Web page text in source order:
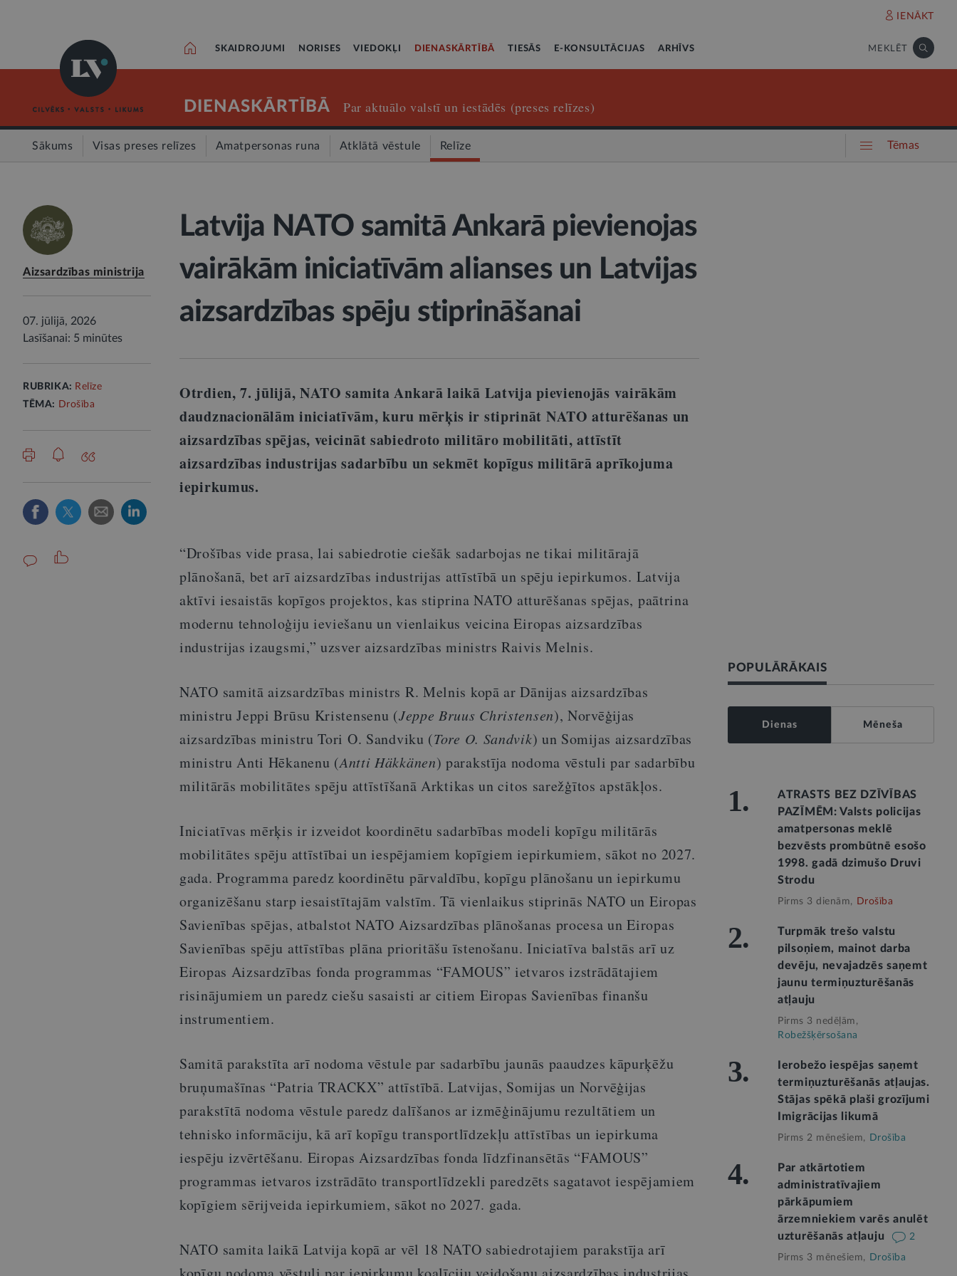
IENĀKT
SKAIDROJUMI NORISES VIEDOKĻI DIENASKĀRTĪBĀ TIESĀS E-KONSULTĀCIJAS ARHĪVS MEKLĒT
DIENASKĀRTĪBĀ Par aktuālo valstī un iestādēs (preses relīzes)
Sākums Visas preses relīzes Amatpersonas runa Atklātā vēstule Relīze Tēmas
Aizsardzības ministrija
07. jūlijā, 2026
Lasīšanai: 5 minūtes
RUBRIKA: Relīze
TĒMA: Drošība
Latvija NATO samitā Ankarā pievienojas
vairākām iniciatīvām alianses un Latvijas
aizsardzības spēju stiprināšanai
Otrdien, 7. jūlijā, NATO samita Ankarā laikā Latvija pievienojās vairākām
daudznacionālām iniciatīvām, kuru mērķis ir stiprināt NATO atturēšanas un
aizsardzības spējas, veicināt sabiedroto militāro mobilitāti, attīstīt
aizsardzības industrijas sadarbību un sekmēt kopīgus militārā aprīkojuma
iepirkumus.
“Drošības vide prasa, lai sabiedrotie ciešāk sadarbojas ne tikai militārajā
plānošanā, bet arī aizsardzības industrijas attīstībā un spēju iepirkumos. Latvija
aktīvi iesaistās kopīgos projektos, kas stiprina NATO atturēšanas spējas, paātrina
modernu tehnoloģiju ieviešanu un vienlaikus veicina Eiropas aizsardzības
industrijas izaugsmi,” uzsver aizsardzības ministrs Raivis Melnis.
NATO samitā aizsardzības ministrs R. Melnis kopā ar Dānijas aizsardzības
ministru Jeppi Brūsu Kristensenu (Jeppe Bruus Christensen), Norvēģijas
aizsardzības ministru Tori O. Sandviku (Tore O. Sandvik) un Somijas aizsardzības
ministru Anti Hēkanenu (Antti Häkkänen) parakstīja nodoma vēstuli par sadarbību
militārās mobilitātes spēju attīstīšanā Arktikas un citos sarežģītos apstākļos.
Iniciatīvas mērķis ir izveidot koordinētu sadarbības modeli kopīgu militārās
mobilitātes spēju attīstībai un iespējamiem kopīgiem iepirkumiem, sākot no 2027.
gada. Programma paredz koordinētu pārvaldību, kopīgu plānošanu un iepirkumu
organizēšanu starp iesaistītajām valstīm. Tā vienlaikus stiprinās NATO un Eiropas
Savienības spējas, atbalstot NATO Aizsardzības plānošanas procesa un Eiropas
Savienības spēju attīstības plāna prioritāšu īstenošanu. Iniciatīva balstās arī uz
Eiropas Aizsardzības fonda programmas “FAMOUS” ietvaros izstrādātajiem
risinājumiem un paredz ciešu sasaisti ar citiem Eiropas Savienības finanšu
instrumentiem.
Samitā parakstīta arī nodoma vēstule par sadarbību jaunās paaudzes kāpurķēžu
bruņumašīnas “Patria TRACKX” attīstībā. Latvijas, Somijas un Norvēģijas
parakstītā nodoma vēstule paredz dalīšanos ar izmēģinājumu rezultātiem un
tehnisko informāciju, kā arī kopīgu transportlīdzekļu attīstības un iepirkuma
iespēju izvērtēšanu. Eiropas Aizsardzības fonda līdzfinansētās “FAMOUS”
programmas ietvaros izstrādāto transportlīdzekli paredzēts sagatavot iespējamiem
kopīgiem sērijveida iepirkumiem, sākot no 2027. gada.
NATO samita laikā Latvija kopā ar vēl 18 NATO sabiedrotajiem parakstīja arī
POPULĀRĀKAIS
Dienas Mēneša
1.
ATRASTS BEZ DZĪVĪBAS
PAZĪMĒM: Valsts policijas
amatpersonas meklē
bezvēsts prombūtnē esošo
1998. gadā dzimušo Druvi
Strodu
Pirms 3 dienām, Drošība
2.
Turpmāk trešo valstu
pilsoņiem, mainot darba
devēju, nevajadzēs saņemt
jaunu termiņuzturēšanās
atļauju
Pirms 3 nedēļām,
Robežšķērsošana
3.
Ierobežo iespējas saņemt
termiņuzturēšanās atļaujas.
Stājas spēkā plaši grozījumi
Imigrācijas likumā
Pirms 2 mēnešiem, Drošība
4.
Par atkārtotiem
administratīvajiem
pārkāpumiem
ārzemniekiem varēs anulēt
uzturēšanās atļauju
2
Pirms 3 mēnešiem, Drošība